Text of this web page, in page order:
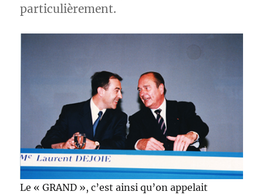
particulièrement.
Le « GRAND », c’est ainsi qu’on appelait